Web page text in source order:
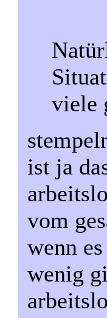
viele
ist ja
vom
wenn
wenig